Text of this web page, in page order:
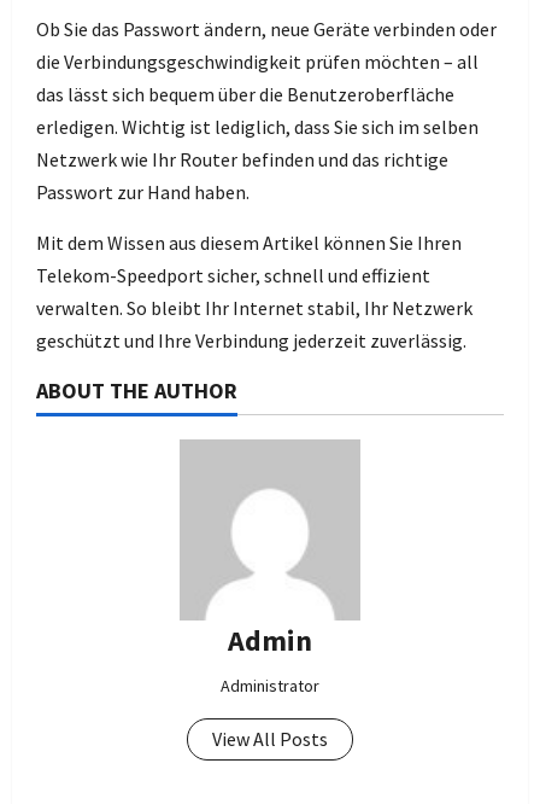
Ob Sie das Passwort ändern, neue Geräte verbinden oder
die Verbindungsgeschwindigkeit prüfen möchten – all
das lässt sich bequem über die Benutzeroberfläche
erledigen. Wichtig ist lediglich, dass Sie sich im selben
Netzwerk wie Ihr Router befinden und das richtige
Passwort zur Hand haben.
Mit dem Wissen aus diesem Artikel können Sie Ihren
Telekom-Speedport sicher, schnell und effizient
verwalten. So bleibt Ihr Internet stabil, Ihr Netzwerk
geschützt und Ihre Verbindung jederzeit zuverlässig.
ABOUT THE AUTHOR
Admin
Administrator
View All Posts